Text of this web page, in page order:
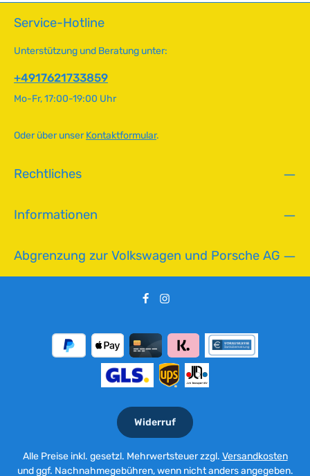
Service-Hotline
Unterstützung und Beratung unter:
+4917621733859
Mo-Fr, 17:00-19:00 Uhr
Oder über unserKontaktformular.
Rechtliches
Informationen
Abgrenzung zur Volkswagen und Porsche AG
Widerruf
Alle Preise inkl. gesetzl. Mehrwertsteuer zzgl. Versandkosten
und ggf. Nachnahmegebühren, wenn nicht anders angegeben.